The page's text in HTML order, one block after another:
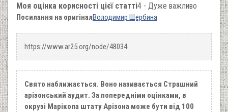
Моя оцінка корисності цієї статті4 - Дуже важливо
Посилання на оригіналВолодимир Щербина
https://www.ar25.org/node/48034
Свято наближається. Воно називається Страшний
арізонський аудит. За попередніми оцінками, в
окрузі Марікопа штату Арізона може бути від 100